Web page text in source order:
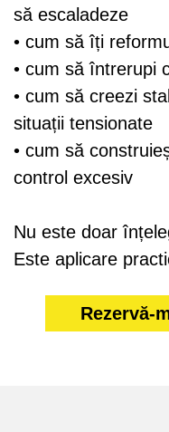
să escaladeze
• cum să îți
• cum să întrerupi
• cum să creezi
situații tensionate
• cum să
control excesiv
Nu este doar
Este aplicare
Rezervă-